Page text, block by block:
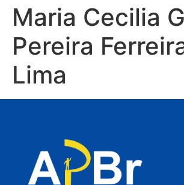
Maria Cecilia
Pereira
Lima